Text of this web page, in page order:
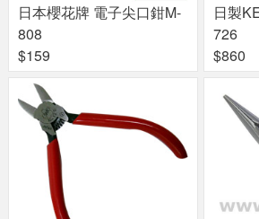
日本櫻花牌 電子尖口鉗M-
808
$159
日製
726
$860